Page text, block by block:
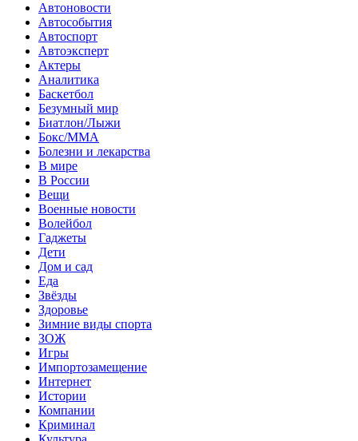
Автоновости
Автособытия
Автоспорт
Автоэксперт
Актеры
Аналитика
Баскетбол
Безумный мир
Биатлон/Лыжи
Бокс/MMA
Болезни и лекарства
В мире
В России
Вещи
Военные новости
Волейбол
Гаджеты
Дети
Дом и сад
Еда
Звёзды
Здоровье
Зимние виды спорта
ЗОЖ
Игры
Импортозамещение
Интернет
Истории
Компании
Криминал